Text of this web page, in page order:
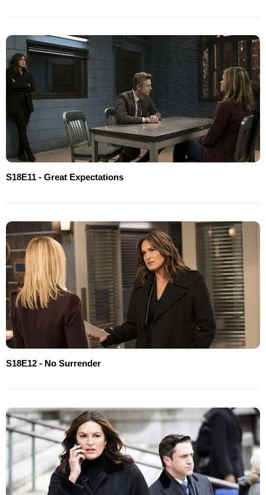
S18E11 - Great Expectations
S18E12 - No Surrender